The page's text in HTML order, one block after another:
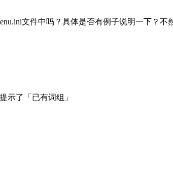
文件中吗？具体是否有例子说明一下？不
示了「已有词组」